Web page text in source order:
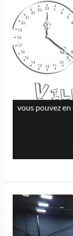
vous pouvez